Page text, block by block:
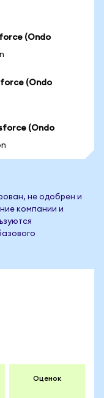
(Ondo
(Ondo
(Ondo
не одобрен и
компании и
Оценок